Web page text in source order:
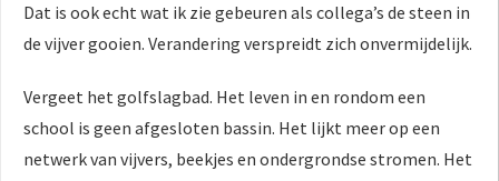
Dat is ook echt wat ik zie gebeuren als collega’s de steen in
de vijver gooien. Verandering verspreidt zich onvermijdelijk.
Vergeet het golfslagbad. Het leven in en rondom een
school is geen afgesloten bassin. Het lijkt meer op een
netwerk van vijvers, beekjes en ondergrondse stromen. Het